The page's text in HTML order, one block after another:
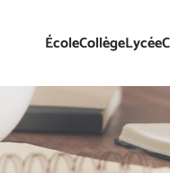
ÉcoleCollègeLycée